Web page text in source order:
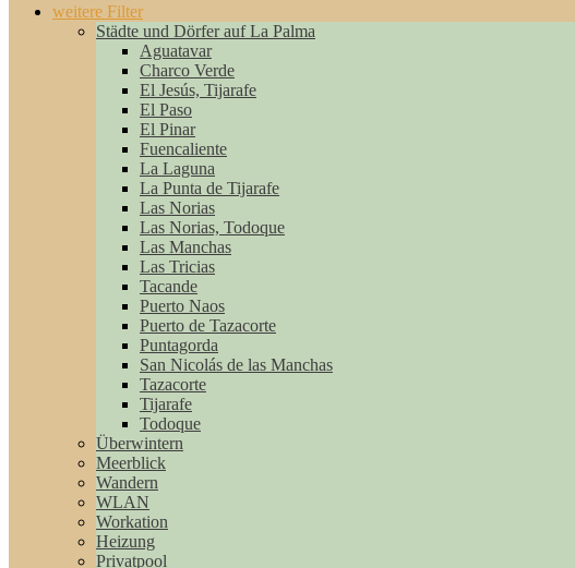
weitere Filter
Städte und Dörfer auf La Palma
Aguatavar
Charco Verde
El Jesús, Tijarafe
El Paso
El Pinar
Fuencaliente
La Laguna
La Punta de Tijarafe
Las Norias
Las Norias, Todoque
Las Manchas
Las Tricias
Tacande
Puerto Naos
Puerto de Tazacorte
Puntagorda
San Nicolás de las Manchas
Tazacorte
Tijarafe
Todoque
Überwintern
Meerblick
Wandern
WLAN
Workation
Heizung
Privatpool